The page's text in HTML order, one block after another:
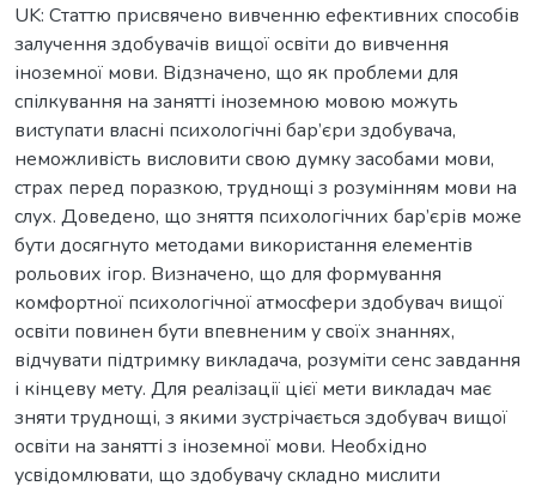
UK: Статтю присвячено вивченню ефективних способів
залучення здобувачів вищої освіти до вивчення
іноземної мови. Відзначено, що як проблеми для
спілкування на занятті іноземною мовою можуть
виступати власні психологічні бар’єри здобувача,
неможливість висловити свою думку засобами мови,
страх перед поразкою, труднощі з розумінням мови на
слух. Доведено, що зняття психологічних бар’єрів може
бути досягнуто методами використання елементів
рольових ігор. Визначено, що для формування
комфортної психологічної атмосфери здобувач вищої
освіти повинен бути впевненим у своїх знаннях,
відчувати підтримку викладача, розуміти сенс завдання
і кінцеву мету. Для реалізації цієї мети викладач має
зняти труднощі, з якими зустрічається здобувач вищої
освіти на занятті з іноземної мови. Необхідно
усвідомлювати, що здобувачу складно мислити